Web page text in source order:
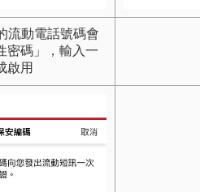
流動電話號碼會
密碼」，輸入一
啟用